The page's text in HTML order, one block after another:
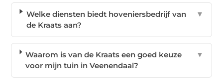
Welke diensten biedt hoveniersbedrijf van
de Kraats aan?
▼
Waarom is van de Kraats een goed keuze
voor mijn tuin in Veenendaal?
▼